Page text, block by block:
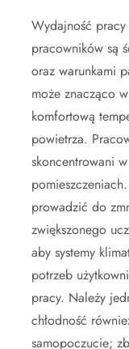
Wydajność
pracowników są
oraz warunkami
może znacząco
komfortową
powietrza.
skoncentrowani
prowadzić do
zwiększonego
aby systemy
potrzeb
pracy. Należy
chłodność
samopoczucie;